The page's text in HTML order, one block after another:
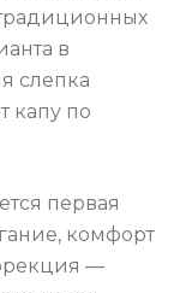
в
слепка
капу по
первая
комфорт
—